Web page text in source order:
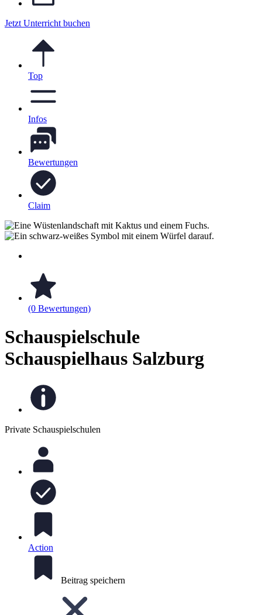
Jetzt Unterricht buchen
Top
Infos
Bewertungen
Claim
(0 Bewertungen)
Schauspielschule
Schauspielhaus Salzburg
Private Schauspielschulen
Action
Beitrag speichern